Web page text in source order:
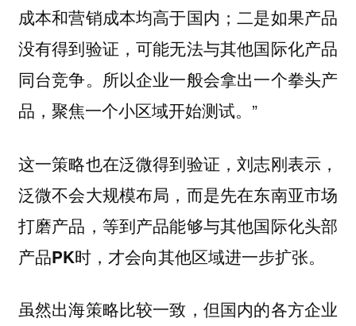
成本和营销成本均高于国内；二是如果产品
没有得到验证，可能无法与其他国际化产品
同台竞争。所以企业一般会拿出一个拳头产
品，聚焦一个小区域开始测试。”
这一策略也在泛微得到验证，刘志刚表示，
泛微不会大规模布局，而是先在东南亚市场
打磨产品，等到产品能够与其他国际化头部
产品PK时，才会向其他区域进一步扩张。
虽然出海策略比较一致，但国内的各方企业